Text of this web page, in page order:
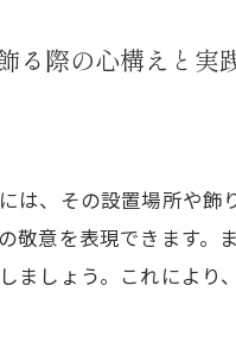
る際の心構えと実
は、その設置場所や
敬意を表現できます
ましょう。これにより